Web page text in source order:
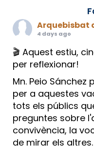
Arquebisbat
4 days ago
🎬 Aquest estiu,
per reflexionar!
Mn. Peio Sánchez
per a aquestes
tots els públics
preguntes sobre
convivència, la
de mirar els altres.